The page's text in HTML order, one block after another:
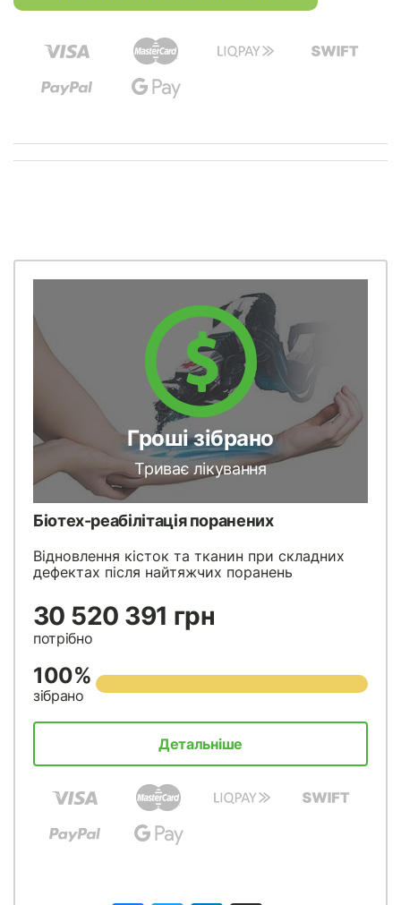
Гроші зібрано
Триває лікування
Біотех-реабілітація поранених
Відновлення кісток та тканин при складних
дефектах після найтяжчих поранень
30 520 391 грн
потрібно
100%
зібрано
Детальніше